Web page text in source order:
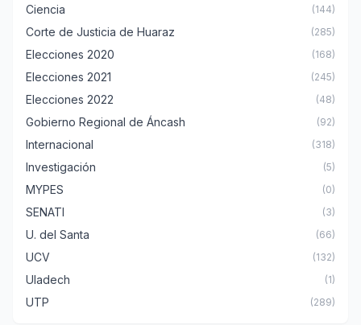
Ciencia (144)
Corte de Justicia de Huaraz (285)
Elecciones 2020 (168)
Elecciones 2021 (245)
Elecciones 2022 (48)
Gobierno Regional de Áncash (92)
Internacional (318)
Investigación (5)
MYPES (0)
SENATI (3)
U. del Santa (66)
UCV (132)
Uladech (1)
UTP (289)